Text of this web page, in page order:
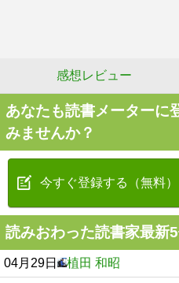
感想レビュー
あなたも読書メーターに
みませんか？
今すぐ登録する（無料）
読みおわった読書家最新
04月29日 植田 和昭